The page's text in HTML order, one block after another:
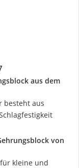
aus dem
besteht aus
von
kleine und